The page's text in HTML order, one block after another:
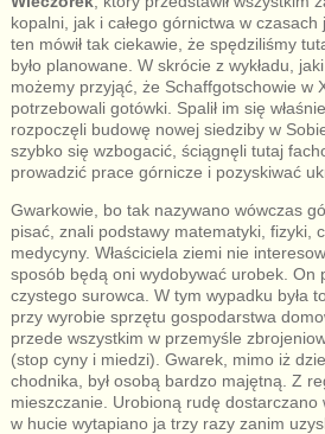
kopalni, jak i całego górnictwa w czasach
ten mówił tak ciekawie, że spędziliśmy
było planowane. W skrócie z wykładu,
możemy przyjąć, że Schaffgotschowie w
potrzebowali gotówki. Spalił im się
rozpoczęli budowę nowej siedziby w
szybko się wzbogacić, ściągnęli tutaj
prowadzić prace górnicze i pozyskiwać
Gwarkowie, bo tak nazywano wówczas
pisać, znali podstawy matematyki, fizyki,
medycyny. Właściciela ziemi nie
sposób będą oni wydobywać urobek. On
czystego surowca. W tym wypadku była
przy wyrobie sprzętu gospodarstwa
przede wszystkim w przemyśle
(stop cyny i miedzi). Gwarek, mimo iż
chodnika, był osobą bardzo majętną. Z
mieszczanie. Urobioną rudę dostarczano
w hucie wytapiano ja trzy razy zanim